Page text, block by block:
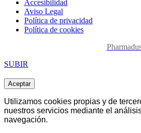
Accesibilidad
Aviso Legal
Política de privacidad
Política de cookies
SUBIR
Aceptar
Utilizamos cookies propias y de
nuestros servicios mediante el
navegación.